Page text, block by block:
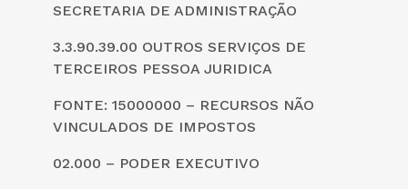
SECRETARIA DE ADMINISTRAÇÃO
3.3.90.39.00 OUTROS SERVIÇOS DE
TERCEIROS PESSOA JURIDICA
FONTE: 15000000 – RECURSOS NÃO
VINCULADOS DE IMPOSTOS
02.000 – PODER EXECUTIVO